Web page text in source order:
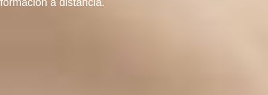
formación a distancia.